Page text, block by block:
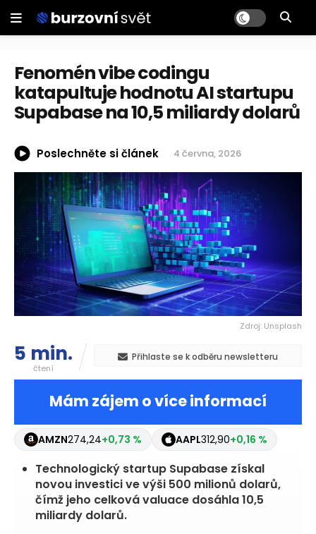
Fenomén vibe codingu
katapultuje hodnotu AI startupu
Supabase na 10,5 miliardy dolarů
Poslechněte si článek 4 června, 2026
Zdroj: Unsplash
5 min.
čtení
Přihlaste se k odběru newsletteru
Mám zájem o více informací
MDB396,22+7,09 % AMZN274,24+0,73 %
Technologický startup Supabase získal
novou investici ve výši 500 milionů dolarů,
čímž jeho celková valuace dosáhla 10,5
miliardy dolarů.